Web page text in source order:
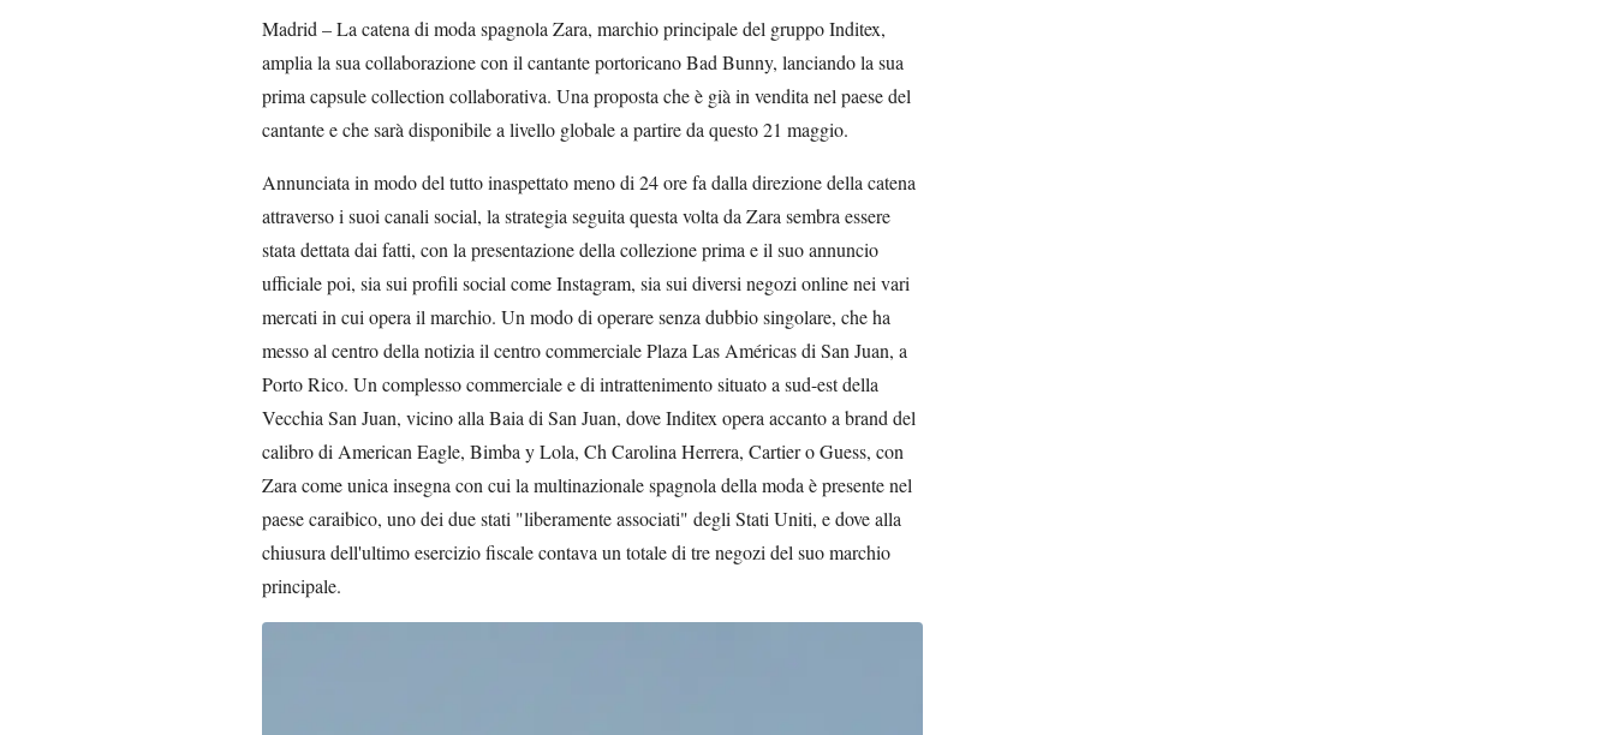
Madrid – La catena di moda spagnola Zara, marchio principale del gruppo Inditex,
amplia la sua collaborazione con il cantante portoricano Bad Bunny, lanciando la sua
prima capsule collection collaborativa. Una proposta che è già in vendita nel paese del
cantante e che sarà disponibile a livello globale a partire da questo 21 maggio.
Annunciata in modo del tutto inaspettato meno di 24 ore fa dalla direzione della catena
attraverso i suoi canali social, la strategia seguita questa volta da Zara sembra essere
stata dettata dai fatti, con la presentazione della collezione prima e il suo annuncio
ufficiale poi, sia sui profili social come Instagram, sia sui diversi negozi online nei vari
mercati in cui opera il marchio. Un modo di operare senza dubbio singolare, che ha
messo al centro della notizia il centro commerciale Plaza Las Américas di San Juan, a
Porto Rico. Un complesso commerciale e di intrattenimento situato a sud-est della
Vecchia San Juan, vicino alla Baia di San Juan, dove Inditex opera accanto a brand del
calibro di American Eagle, Bimba y Lola, Ch Carolina Herrera, Cartier o Guess, con
Zara come unica insegna con cui la multinazionale spagnola della moda è presente nel
paese caraibico, uno dei due stati "liberamente associati" degli Stati Uniti, e dove alla
chiusura dell'ultimo esercizio fiscale contava un totale di tre negozi del suo marchio
principale.